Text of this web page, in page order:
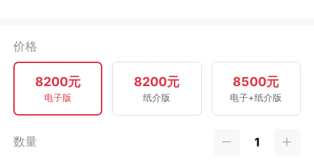
价格
8200元
电子版
8200元
纸介版
8500元
电子+纸介版
数量